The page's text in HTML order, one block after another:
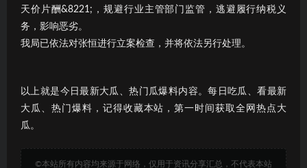
天价片酬&8221;，规避行业主管部门监管，逃避履行纳税义
务，影响恶劣。
我局已依法对张恒进行立案检查，并将依法另行处理。
以上就是今日最新大瓜、热门瓜爆料内容。每日吃瓜、看最新
大瓜、热门爆料，记得收藏本站，第一时间获取全网热点大
瓜。
©本站所有内容均来源于网络，仅用于资讯分享汇总，不代表本站